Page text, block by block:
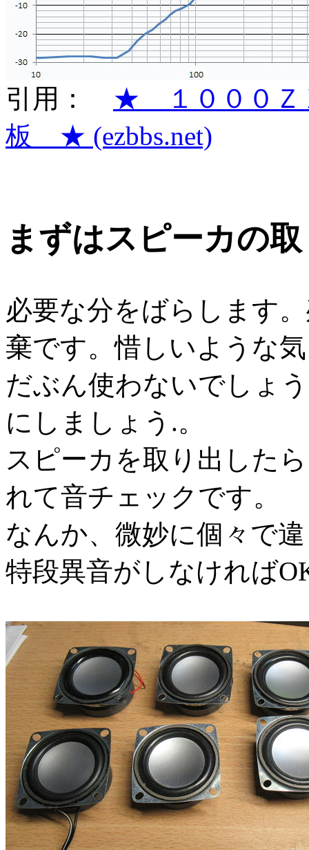
引用： ★ １０００Ｚ
板 ★ (ezbbs.net)
まずはスピーカの
必要な分をばらします
棄です。惜しいような
だぶん使わないでしょ
にしましょう.。
スピーカを取り出した
れて音チェックです。
なんか、微妙に個々で
特段異音がしなければ